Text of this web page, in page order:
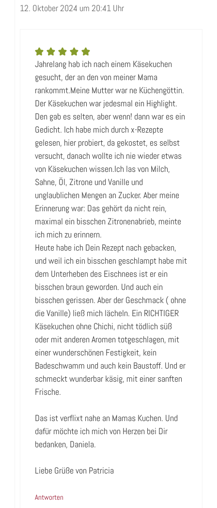
12. Oktober 2024 um 20:41 Uhr
Jahrelang hab ich nach einem Käsekuchen
gesucht, der an den von meiner Mama
rankommt.Meine Mutter war ne Küchengöttin.
Der Käsekuchen war jedesmal ein Highlight.
Den gab es selten, aber wenn! dann war es ein
Gedicht. Ich habe mich durch x-Rezepte
gelesen, hier probiert, da gekostet, es selbst
versucht, danach wollte ich nie wieder etwas
von Käsekuchen wissen.Ich las von Milch,
Sahne, Öl, Zitrone und Vanille und
unglaublichen Mengen an Zucker. Aber meine
Erinnerung war: Das gehört da nicht rein,
maximal ein bisschen Zitronenabrieb, meinte
ich mich zu erinnern.
Heute habe ich Dein Rezept nach gebacken,
und weil ich ein bisschen geschlampt habe mit
dem Unterheben des Eischnees ist er ein
bisschen braun geworden. Und auch ein
bisschen gerissen. Aber der Geschmack ( ohne
die Vanille) ließ mich lächeln. Ein RICHTIGER
Käsekuchen ohne Chichi, nicht tödlich süß
oder mit anderen Aromen totgeschlagen, mit
einer wunderschönen Festigkeit, kein
Badeschwamm und auch kein Baustoff. Und er
schmeckt wunderbar käsig, mit einer sanften
Frische.
Das ist verflixt nahe an Mamas Kuchen. Und
dafür möchte ich mich von Herzen bei Dir
bedanken, Daniela.
Liebe Grüße von Patricia
Antworten